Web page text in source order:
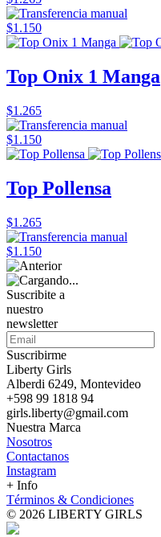
$1.150
Top Onix 1 Manga
$1.265
$1.150
Top Pollensa
$1.265
$1.150
Suscribite a
nuestro
newsletter
Suscribirme
Liberty Girls
Alberdi 6249, Montevideo
+598 99 1818 94
girls.liberty@gmail.com
Nuestra Marca
Nosotros
Contactanos
Instagram
+ Info
Términos & Condiciones
© 2026 LIBERTY GIRLS